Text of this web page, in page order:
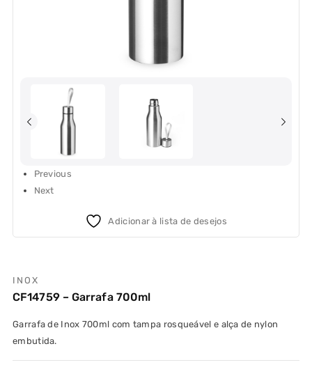
Previous
Next
Adicionar à lista de desejos
INOX
CF14759 – Garrafa 700ml
Garrafa de Inox 700ml com tampa rosqueável e alça de nylon
embutida.